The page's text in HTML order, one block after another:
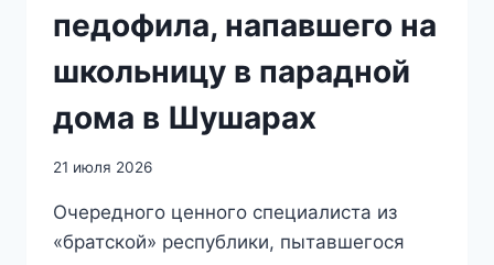
педофила, напавшего на
школьницу в парадной
дома в Шушарах
21 июля 2026
Очередного ценного специалиста из
«братской» республики, пытавшегося